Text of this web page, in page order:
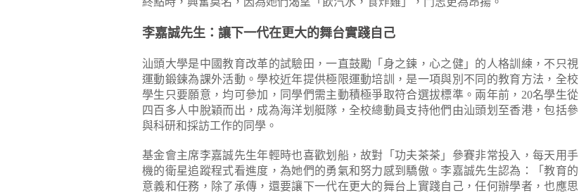
李嘉誠先生：讓下一代在更大的舞台實踐自己
汕頭大學是中國教育改革的試驗田，一直鼓勵「身之鍊，心之健」的人格訓練，不只視
運動鍛鍊為課外活動。學校近年提供極限運動培訓，是一項與別不同的教育方法，全校
學生只要願意，均可參加，同學們需主動積極爭取符合選拔標準。兩年前，20名學生從
四百多人中脫穎而出，成為海洋划艇隊，全校總動員支持他們由汕頭划至香港，包括參
與科研和採訪工作的同學。
基金會主席李嘉誠先生年輕時也喜歡划船，故對「功夫茶茶」參賽非常投入，每天用手
機的衛星追蹤程式看進度，為她們的勇氣和努力感到驕傲。李嘉誠先生認為：「教育的
意義和任務，除了承傳，還要讓下一代在更大的舞台上實踐自己，任何辦學者，也應思